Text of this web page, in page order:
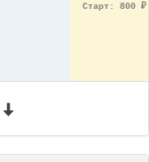
Старт: 800 ₽